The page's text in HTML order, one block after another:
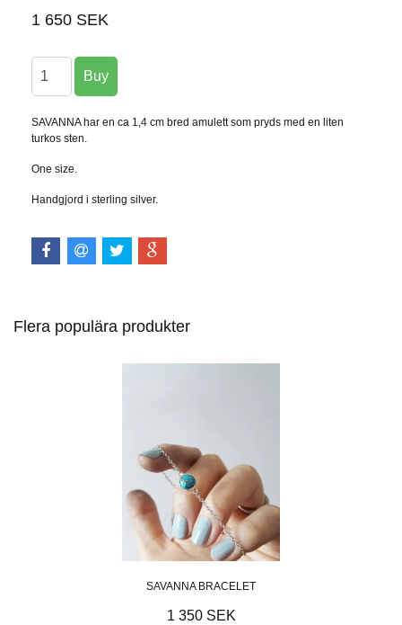
1 650 SEK
SAVANNA har en ca 1,4 cm bred amulett som pryds med en liten
turkos sten.
One size.
Handgjord i sterling silver.
Flera populära produkter
SAVANNA BRACELET
1 350 SEK